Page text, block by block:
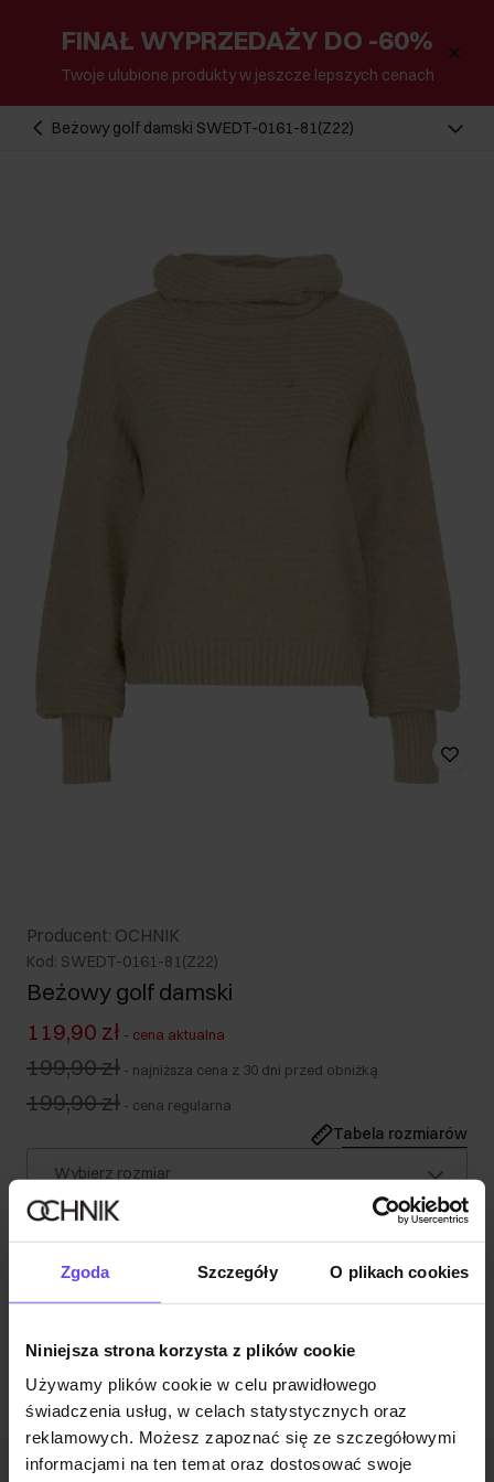
Zgoda Szczegóły O plikach cookies
Niniejsza strona korzysta z plików cookie
Używamy plików cookie w celu prawidłowego
świadczenia usług, w celach statystycznych oraz
reklamowych. Możesz zapoznać się ze szczegółowymi
informacjami na ten temat oraz dostosować swoje
FINAŁ WYPRZEDAŻY DO -60%
Twoje ulubione produkty w jeszcze lepszych cenach
Beżowy golf damski SWEDT-0161-81(Z22)
Producent: OCHNIK
Kod: SWEDT-0161-81(Z22)
Beżowy golf damski
119,90 zł - cena aktualna
199,90 zł - najniższa cena z 30 dni przed obniżką
199,90 zł - cena regularna
Tabela rozmiarów
Wybierz rozmiar
Nasza modelka ma 174 cm wzrostu i nosi rozmiar XS.